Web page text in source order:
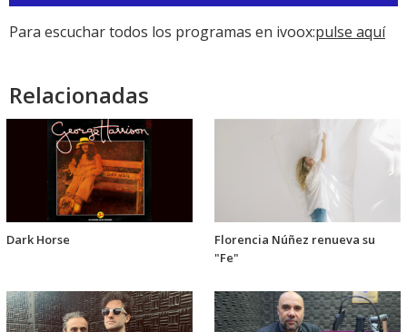
audio
Para escuchar todos los programas en ivoox:pulse aquí
Relacionadas
Dark Horse
Florencia Núñez renueva su
"Fe"